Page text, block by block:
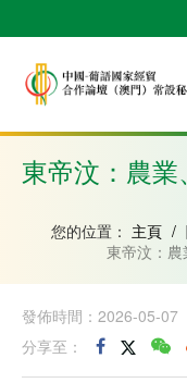
安
東帝汶：農
您的位置： 主頁 /
東帝汶：
發佈時間：2026-05-07
分享至：